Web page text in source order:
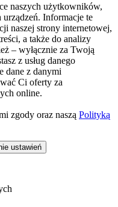
naszych użytkowników,
Informacje te
naszej strony internetowej,
a także do analizy
– wyłącznie za Twoją
z usług danego
dane z danymi
Ci oferty za
online.
zgody oraz naszą Polityką
ustawień